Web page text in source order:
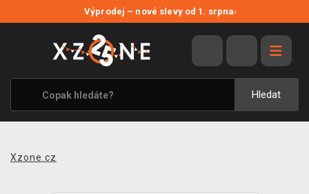
Výprodej – nové slevy od 1. srpna›
Hledat
VÝPRODEJ
VIDEOHRY
XZONE ORIGINALS
TÉMATIKY
Xzone.cz